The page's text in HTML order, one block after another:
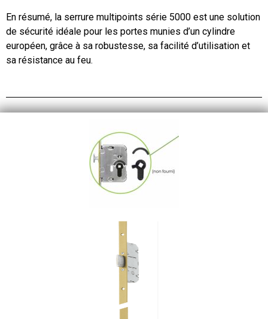
En résumé, la serrure multipoints série 5000 est une solution
de sécurité idéale pour les portes munies d’un cylindre
européen, grâce à sa robustesse, sa facilité d’utilisation et
sa résistance au feu.